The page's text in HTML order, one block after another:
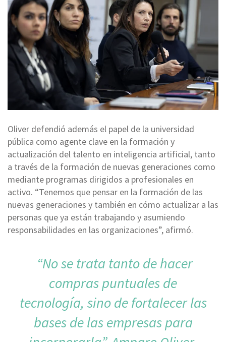
Oliver defendió además el papel de la universidad
pública como agente clave en la formación y
actualización del talento en inteligencia artificial, tanto
a través de la formación de nuevas generaciones como
mediante programas dirigidos a profesionales en
activo. “Tenemos que pensar en la formación de las
nuevas generaciones y también en cómo actualizar a las
personas que ya están trabajando y asumiendo
responsabilidades en las organizaciones”, afirmó.
“No se trata tanto de hacer
compras puntuales de
tecnología, sino de fortalecer las
bases de las empresas para